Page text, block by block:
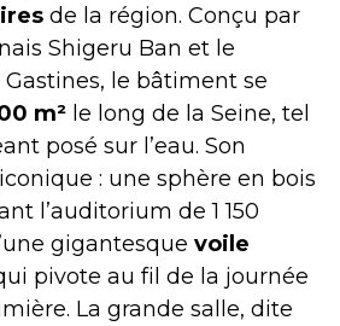
de la région. Conçu par
Shigeru Ban et le
le bâtiment se
m² le long de la Seine, tel
posé sur l’eau. Son
: une sphère en bois
l’auditorium de 1 150
gigantesque voile
pivote au fil de la journée
La grande salle, dite